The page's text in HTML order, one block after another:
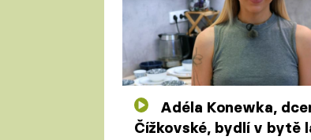
Čížkovské, bydlí v bytě